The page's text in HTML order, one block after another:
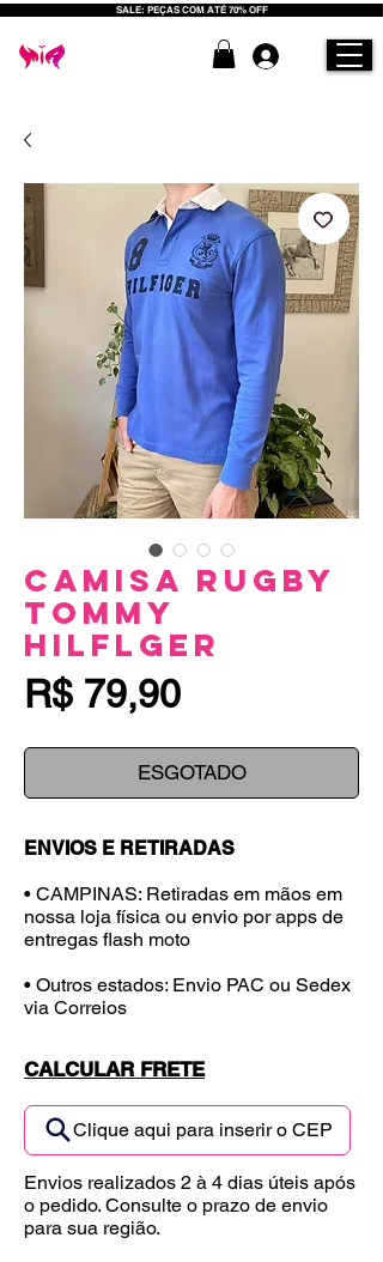
SALE: PEÇAS COM ATÉ 70% OFF
Camisa Rugby
Tommy
Hilflger
R$ 79,90Preço
ESGOTADO
ENVIOS E RETIRADAS
• CAMPINAS: Retiradas em mãos em
nossa loja física ou envio por apps de
entregas flash moto
• Outros estados: Envio PAC ou Sedex
via Correios
CALCULAR FRETE
Clique aqui para inserir o CEP
Envios realizados 2 à 4 dias úteis após
o pedido. Consulte o prazo de envio
para sua região.